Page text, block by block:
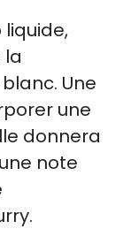
liquide,
la
Une
une
donnera
note